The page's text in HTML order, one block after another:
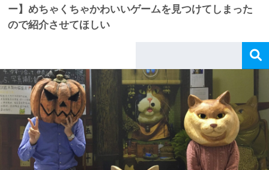
ー】めちゃくちゃかわいいゲームを見つけてしまった
ので紹介させてほしい